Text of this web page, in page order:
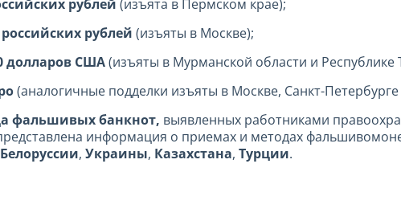
рублей (изъята в Пермском крае);
российских рублей (изъяты в Москве);
долларов США(изъяты в Мурманской области и Республике
(аналогичные подделки изъяты в Москве, Санкт-
фальшивых банкнот, выявленных работниками
информация о приемах и методах
Белоруссии, Украины, Казахстана, Турции.